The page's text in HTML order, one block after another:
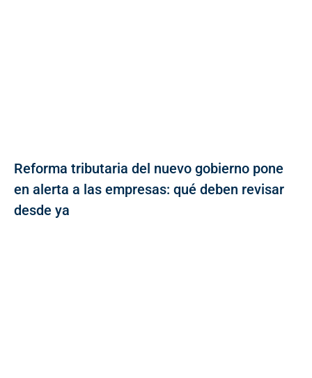
Reforma tributaria del nuevo gobierno pone
en alerta a las empresas: qué deben revisar
desde ya